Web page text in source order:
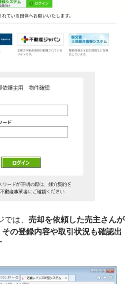
は、 売却を依頼した売主さんが
の登録内容や取引状況も確認出